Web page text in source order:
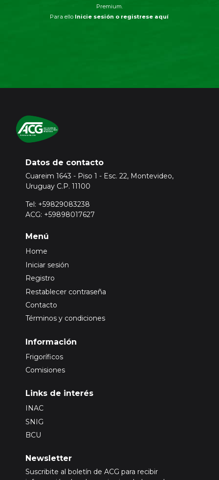
Premium.
Para ello Inicie sesión o registrese aquí
Datos de contacto
Cuareim 1643 - Piso 1 - Esc. 22, Montevideo,
Uruguay C.P. 11100
Tel: +59829083238
ACG: +59898017627
Menú
Home
Iniciar sesión
Registro
Restablecer contraseña
Contacto
Términos y condiciones
Información
Frigoríficos
Comisiones
Links de interés
INAC
SNIG
BCU
Newsletter
Suscribite al boletín de ACG para recibir